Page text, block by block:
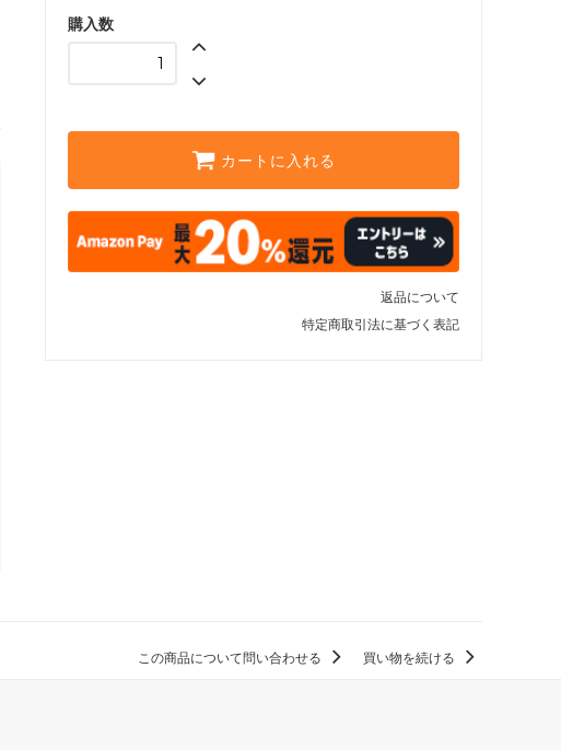
購入数
カートに入れる
返品について
特定商取引法に基づく表記
この商品について問い合わせる 買い物を続ける